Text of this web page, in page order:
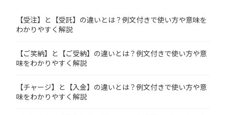
【受注】と【受託】の違いとは？例文付きで使い方や意味を
わかりやすく解説
【ご笑納】と【ご受納】の違いとは？例文付きで使い方や意
味をわかりやすく解説
【チャージ】と【入金】の違いとは？例文付きで使い方や意
味をわかりやすく解説